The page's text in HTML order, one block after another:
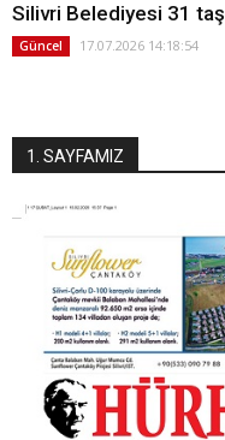
Silivri Belediyesi 31
Güncel 17.07.2026 14:18:54
1. SAYFAMIZ